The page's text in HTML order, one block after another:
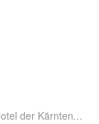
Thermenhotel Karawankenhof **** - Das Hotel der KärntenTherme